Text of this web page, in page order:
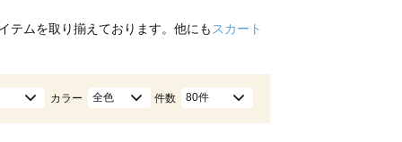
テムを取り揃えております。他にも スカート
カラー 全色 件数 80件